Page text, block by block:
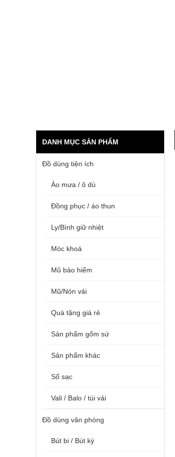
DANH MỤC SẢN PHẨM
Đồ dùng tiện ích
Áo mưa / ô dù
Đồng phục / áo thun
Ly/Bình giữ nhiệt
Móc khoá
Mũ bảo hiểm
Mũ/Nón vải
Quà tặng giá rẻ
Sản phẩm gốm sứ
Sản phẩm khác
Sổ sạc
Vali / Balo / túi vải
Đồ dùng văn phòng
Bút bi / Bút ký